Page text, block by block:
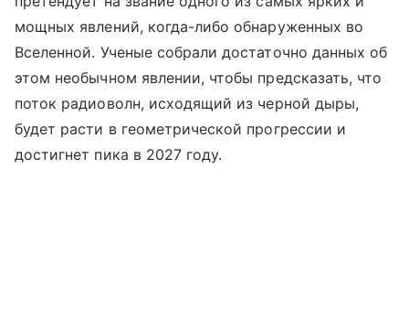
мощных явлений, когда-либо обнаруженных во
Вселенной. Ученые собрали достаточно данных об
этом необычном явлении, чтобы предсказать, что
поток радиоволн, исходящий из черной дыры,
будет расти в геометрической прогрессии и
достигнет пика в 2027 году.